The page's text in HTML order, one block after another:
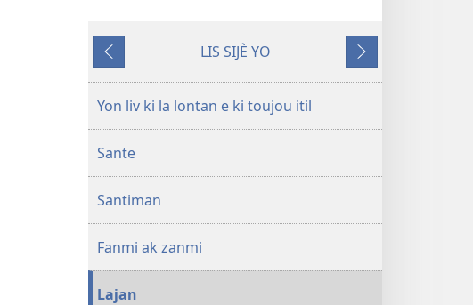
sou
PDF
ak
N!
Labib
fè w
anrejistreman
odyo
REVEYE
N!
ka
viv
byen?
Anvan
LIS SIJÈ YO
Apre
Yon liv ki la lontan e ki toujou itil
Sante
Santiman
Fanmi ak zanmi
Lajan